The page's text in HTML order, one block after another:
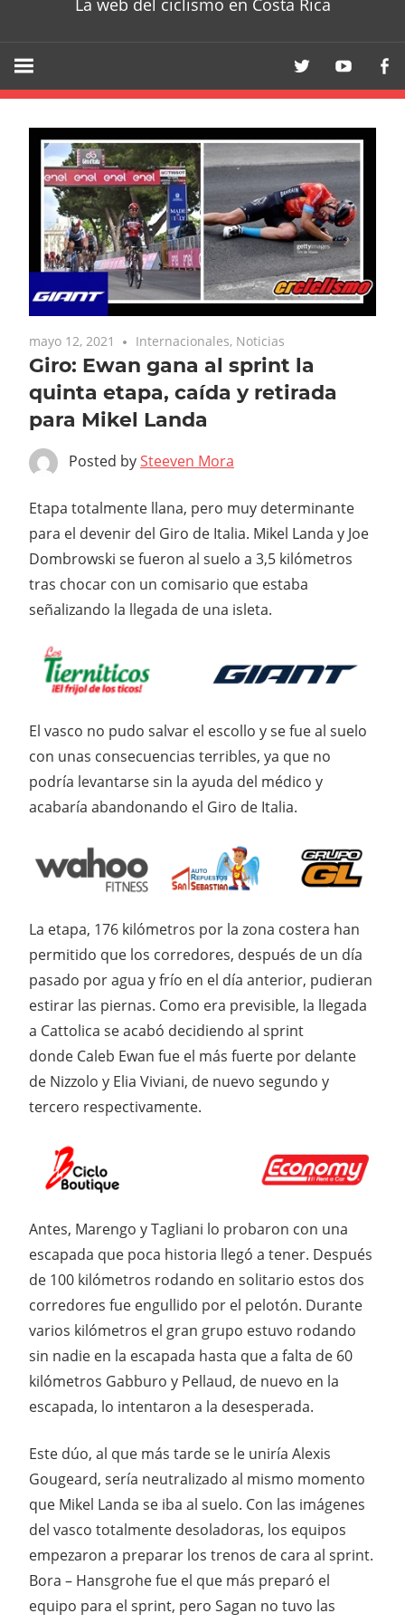
La web del ciclismo en Costa Rica
mayo 12, 2021 Internacionales, Noticias
Giro: Ewan gana al sprint la
quinta etapa, caída y retirada
para Mikel Landa
Posted bySteeven Mora
Etapa totalmente llana, pero muy determinante
para el devenir del Giro de Italia. Mikel Landa y Joe
Dombrowski se fueron al suelo a 3,5 kilómetros
tras chocar con un comisario que estaba
señalizando la llegada de una isleta.
El vasco no pudo salvar el escollo y se fue al suelo
con unas consecuencias terribles, ya que no
podría levantarse sin la ayuda del médico y
acabaría abandonando el Giro de Italia.
La etapa, 176 kilómetros por la zona costera han
permitido que los corredores, después de un día
pasado por agua y frío en el día anterior, pudieran
estirar las piernas. Como era previsible, la llegada
a Cattolica se acabó decidiendo al sprint
donde Caleb Ewan fue el más fuerte por delante
de Nizzolo y Elia Viviani, de nuevo segundo y
tercero respectivamente.
Antes, Marengo y Tagliani lo probaron con una
escapada que poca historia llegó a tener. Después
de 100 kilómetros rodando en solitario estos dos
corredores fue engullido por el pelotón. Durante
varios kilómetros el gran grupo estuvo rodando
sin nadie en la escapada hasta que a falta de 60
kilómetros Gabburo y Pellaud, de nuevo en la
escapada, lo intentaron a la desesperada.
Este dúo, al que más tarde se le uniría Alexis
Gougeard, sería neutralizado al mismo momento
que Mikel Landa se iba al suelo. Con las imágenes
del vasco totalmente desoladoras, los equipos
empezaron a preparar los trenos de cara al sprint.
Bora – Hansgrohe fue el que más preparó el
equipo para el sprint, pero Sagan no tuvo las